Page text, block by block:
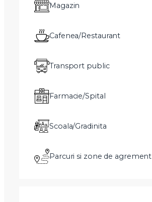
Magazin
Cafenea/Restaurant
Transport public
Farmacie/Spital
Scoala/Gradinita
Parcuri si zone de agrement